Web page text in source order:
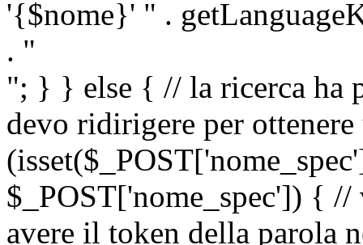
'{$nome}' " .
. "
"; } } else { // la ricerca ha
devo ridirigere per
$_POST['nome_spec']) {
avere il token della parola